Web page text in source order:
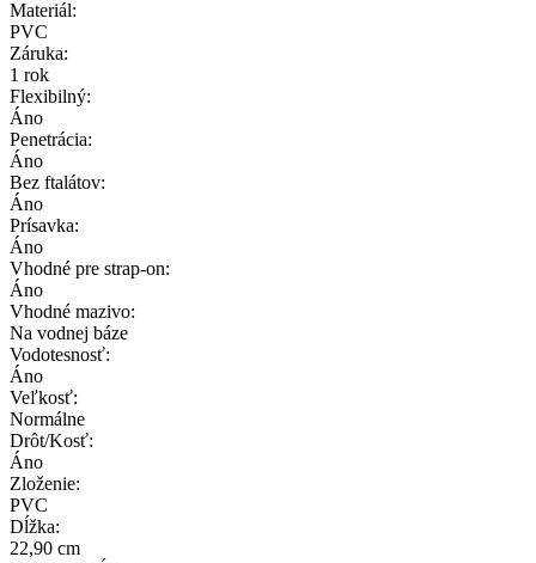
Materiál:
PVC
Záruka:
1 rok
Flexibilný:
Áno
Penetrácia:
Áno
Bez ftalátov:
Áno
Prísavka:
Áno
Vhodné pre strap-on:
Áno
Vhodné mazivo:
Na vodnej báze
Vodotesnosť:
Áno
Veľkosť:
Normálne
Drôt/Kosť:
Áno
Zloženie:
PVC
Dĺžka:
22,90 cm